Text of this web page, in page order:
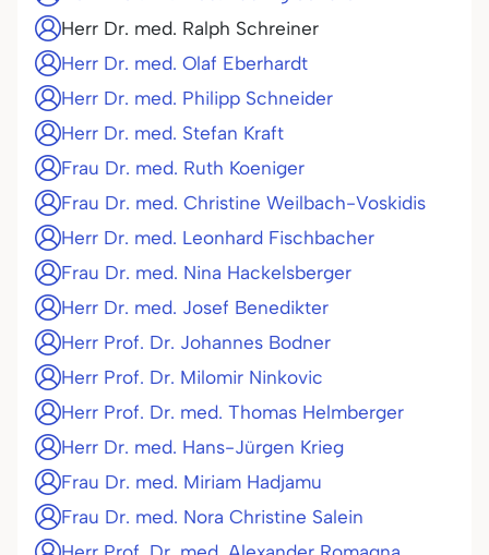
Herr Dr. med. Ralph Schreiner
Herr Dr. med. Olaf Eberhardt
Herr Dr. med. Philipp Schneider
Herr Dr. med. Stefan Kraft
Frau Dr. med. Ruth Koeniger
Frau Dr. med. Christine Weilbach-Voskidis
Herr Dr. med. Leonhard Fischbacher
Frau Dr. med. Nina Hackelsberger
Herr Dr. med. Josef Benedikter
Herr Prof. Dr. Johannes Bodner
Herr Prof. Dr. Milomir Ninkovic
Herr Prof. Dr. med. Thomas Helmberger
Herr Dr. med. Hans-Jürgen Krieg
Frau Dr. med. Miriam Hadjamu
Frau Dr. med. Nora Christine Salein